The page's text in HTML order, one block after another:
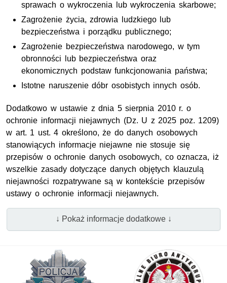
sprawach o wykroczenia lub wykroczenia skarbowe;
Zagrożenie życia, zdrowia ludzkiego lub
bezpieczeństwa i porządku publicznego;
Zagrożenie bezpieczeństwa narodowego, w tym
obronności lub bezpieczeństwa oraz
ekonomicznych podstaw funkcjonowania państwa;
Istotne naruszenie dóbr osobistych innych osób.
Dodatkowo w ustawie z dnia 5 sierpnia 2010 r. o
ochronie informacji niejawnych (Dz. U z 2025 poz. 1209)
w art. 1 ust. 4 określono, że do danych osobowych
stanowiących informacje niejawne nie stosuje się
przepisów o ochronie danych osobowych, co oznacza, iż
wszelkie zasady dotyczące danych objętych klauzulą
niejawności rozpatrywane są w kontekście przepisów
ustawy o ochronie informacji niejawnych.
↓ Pokaż informacje dodatkowe ↓